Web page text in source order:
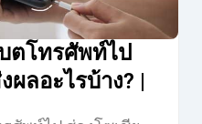
ตโทรศัพท์ไป
ผลอะไรบ้าง? |